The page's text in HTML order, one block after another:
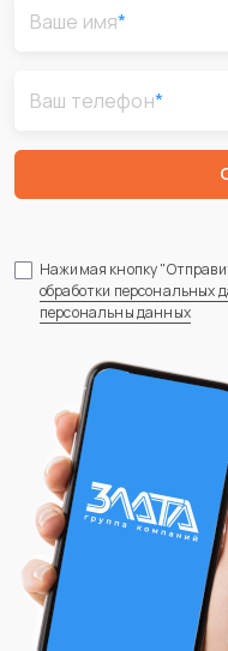
Ваше имя*
Ваш телефон*
Нажимая кнопку
обработки персональных
персональны данных